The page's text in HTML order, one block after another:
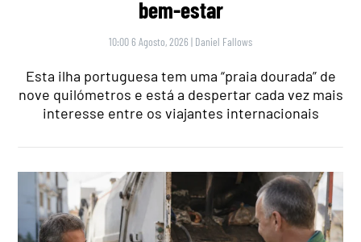
bem-estar
10:00 6 Agosto, 2026 | Daniel Fallows
Esta ilha portuguesa tem uma “praia dourada” de
nove quilómetros e está a despertar cada vez mais
interesse entre os viajantes internacionais